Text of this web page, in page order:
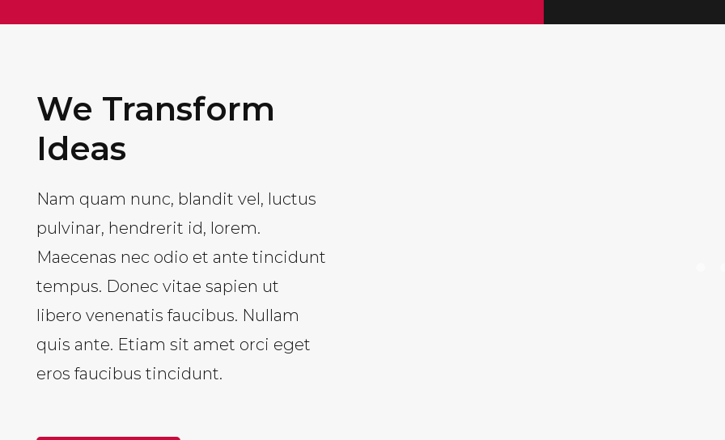
We Transform
Ideas
Nam quam nunc, blandit vel, luctus
pulvinar, hendrerit id, lorem.
Maecenas nec odio et ante tincidunt
tempus. Donec vitae sapien ut
libero venenatis faucibus. Nullam
quis ante. Etiam sit amet orci eget
eros faucibus tincidunt.